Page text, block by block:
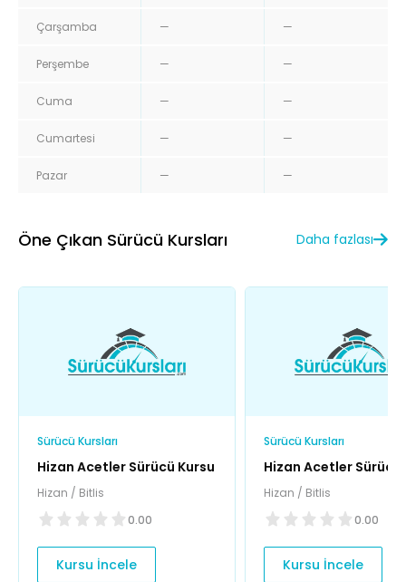
Çarşamba — —
Perşembe — —
Cuma — —
Cumartesi — —
Pazar — —
Öne Çıkan Sürücü Kursları Daha fazlası
Sürücü Kursları
Hizan Acetler Sürücü Kursu
Hizan / Bitlis
0.00
Kursu İncele
Sürücü Kursları
Hizan Acetler Sürücü
Hizan / Bitlis
0.00
Kursu İncele